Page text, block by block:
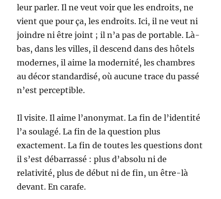
leur parler. Il ne veut voir que les endroits, ne
vient que pour ça, les endroits. Ici, il ne veut ni
joindre ni être joint ; il n’a pas de portable. Là-
bas, dans les villes, il descend dans des hôtels
modernes, il aime la modernité, les chambres
au décor standardisé, où aucune trace du passé
n’est perceptible.
Il visite. Il aime l’anonymat. La fin de l’identité
l’a soulagé. La fin de la question plus
exactement. La fin de toutes les questions dont
il s’est débarrassé : plus d’absolu ni de
relativité, plus de début ni de fin, un être-là
devant. En carafe.